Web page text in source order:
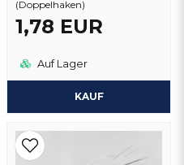
(Doppelhaken)
1,78 EUR
Auf Lager
KAUF